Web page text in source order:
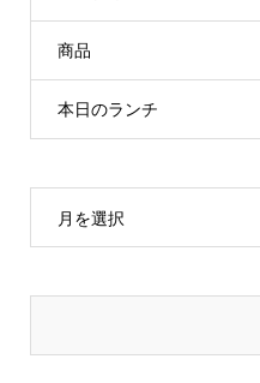
商品
本日のランチ
月を選択